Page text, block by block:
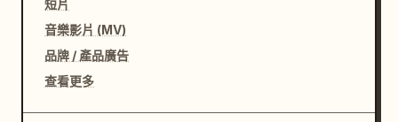
短片
音樂影片 (MV)
品牌 / 產品廣告
查看更多